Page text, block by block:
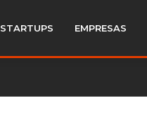
STARTUPS EMPRESAS